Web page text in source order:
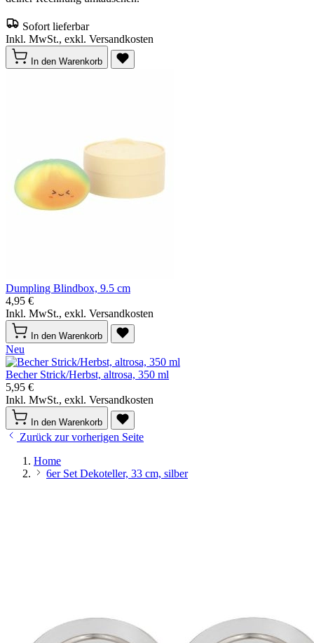
Sofort lieferbar
Inkl. MwSt., exkl. Versandkosten
In den Warenkorb
Dumpling Blindbox, 9.5 cm
4,95 €
Inkl. MwSt., exkl. Versandkosten
In den Warenkorb
Neu
Becher Strick/Herbst, altrosa, 350 ml
5,95 €
Inkl. MwSt., exkl. Versandkosten
In den Warenkorb
Zurück zur vorherigen Seite
Home
6er Set Dekoteller, 33 cm, silber